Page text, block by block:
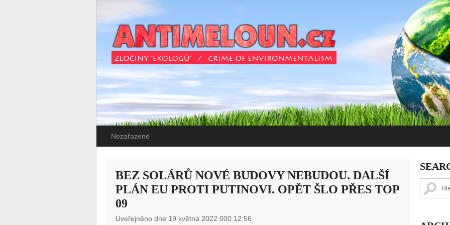
Nezařazené
BEZ SOLÁRŮ NOVÉ BUDOVY NEBUDOU. DALŠÍ
PLÁN EU PROTI PUTINOVI. OPĚT ŠLO PŘES TOP
09
Uveřejněno dne 19 května 2022 000 12:56